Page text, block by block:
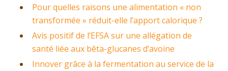
Pour quelles raisons une alimentation « non
transformée » réduit-elle l’apport calorique ?
Avis positif de l’EFSA sur une allégation de
santé liée aux bêta-glucanes d’avoine
Innover grâce à la fermentation au service de la